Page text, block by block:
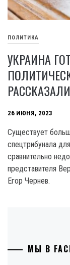
ПОЛИТИКА
УКРАИНА
26 ИЮНЯ, 2023
Существует
спецтрибунала
сравнительно
представителя
Егор Чернев.
МЫ В